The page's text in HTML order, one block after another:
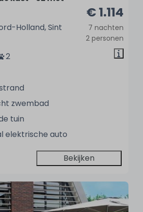
€ 1.114
7 nachten
2 personen
Holland, Sint
2
zwembad
tuin
elektrische auto
Bekijken